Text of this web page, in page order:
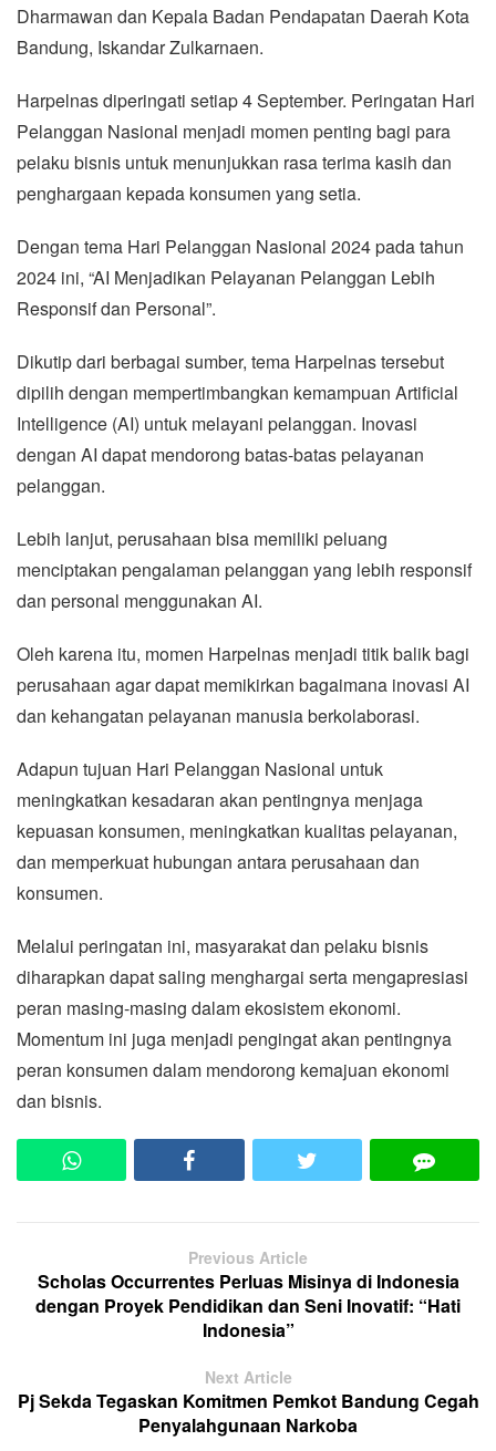
Dharmawan dan Kepala Badan Pendapatan Daerah Kota
Bandung, Iskandar Zulkarnaen.
Harpelnas diperingati setiap 4 September. Peringatan Hari
Pelanggan Nasional menjadi momen penting bagi para
pelaku bisnis untuk menunjukkan rasa terima kasih dan
penghargaan kepada konsumen yang setia.
Dengan tema Hari Pelanggan Nasional 2024 pada tahun
2024 ini, “AI Menjadikan Pelayanan Pelanggan Lebih
Responsif dan Personal”.
Dikutip dari berbagai sumber, tema Harpelnas tersebut
dipilih dengan mempertimbangkan kemampuan Artificial
Intelligence (AI) untuk melayani pelanggan. Inovasi
dengan AI dapat mendorong batas-batas pelayanan
pelanggan.
Lebih lanjut, perusahaan bisa memiliki peluang
menciptakan pengalaman pelanggan yang lebih responsif
dan personal menggunakan AI.
Oleh karena itu, momen Harpelnas menjadi titik balik bagi
perusahaan agar dapat memikirkan bagaimana inovasi AI
dan kehangatan pelayanan manusia berkolaborasi.
Adapun tujuan Hari Pelanggan Nasional untuk
meningkatkan kesadaran akan pentingnya menjaga
kepuasan konsumen, meningkatkan kualitas pelayanan,
dan memperkuat hubungan antara perusahaan dan
konsumen.
Melalui peringatan ini, masyarakat dan pelaku bisnis
diharapkan dapat saling menghargai serta mengapresiasi
peran masing-masing dalam ekosistem ekonomi.
Momentum ini juga menjadi pengingat akan pentingnya
peran konsumen dalam mendorong kemajuan ekonomi
dan bisnis.
Previous Article
Scholas Occurrentes Perluas Misinya di Indonesia
dengan Proyek Pendidikan dan Seni Inovatif: “Hati
Indonesia”
Next Article
Pj Sekda Tegaskan Komitmen Pemkot Bandung Cegah
Penyalahgunaan Narkoba